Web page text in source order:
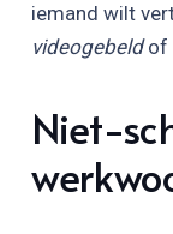
iemand wilt
videogebeldof
Niet-